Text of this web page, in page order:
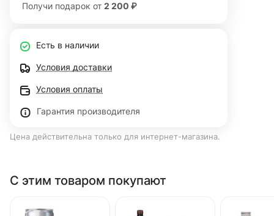
Получи подарок от 2 200 ₽
Есть в наличии
Условия доставки
Условия оплаты
Гарантия производителя
Цена действительна только для интернет-магазина.
С этим товаром покупают